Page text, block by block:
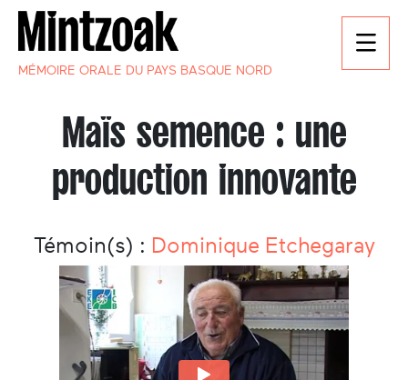
MÉMOIRE ORALE DU PAYS BASQUE NORD
Maïs semence : une
production innovante
Témoin(s) : Dominique Etchegaray